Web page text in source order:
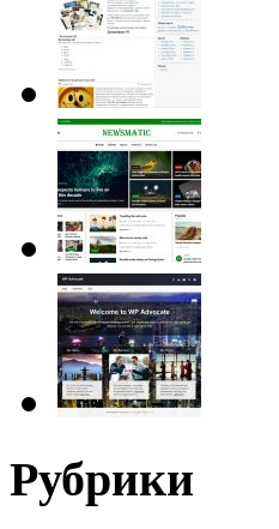
Рубрики